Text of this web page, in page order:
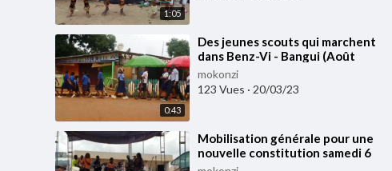
1:05
0:43
⁣Des jeunes scouts qui marchent
dans Benz-Vi - Bangui (Août
2022)
mokonzi
123 Vues · 20/03/23
⁣Mobilisation générale pour une
nouvelle constitution samedi 6
Août 2022 - Bangui